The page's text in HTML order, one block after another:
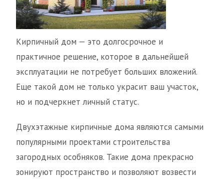
Кирпичный дом — это долгосрочное и
практичное решение, которое в дальнейшей
эксплуатации не потребует больших вложений.
Еще такой дом не только украсит ваш участок,
но и подчеркнет личный статус.
Двухэтажные кирпичные дома являются самыми
популярными проектами строительства
загородных особняков. Такие дома прекрасно
зонируют пространство и позволяют возвести